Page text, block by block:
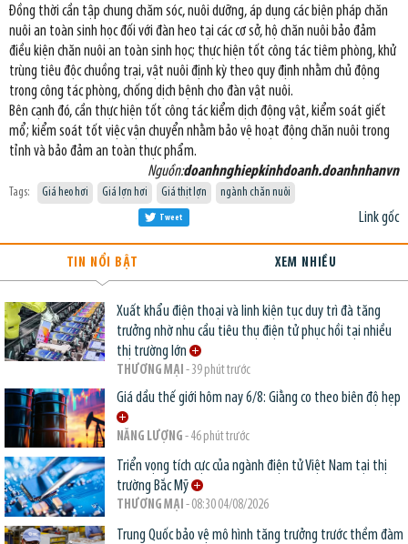
Đồng thời cần tập chung chăm sóc, nuôi dưỡng, áp dụng các biện pháp chăn
nuôi an toàn sinh học đối với đàn heo tại các cơ sở, hộ chăn nuôi bảo đảm
điều kiện chăn nuôi an toàn sinh học; thực hiện tốt công tác tiêm phòng, khử
trùng tiêu độc chuồng trại, vật nuôi định kỳ theo quy định nhằm chủ động
trong công tác phòng, chống dịch bệnh cho đàn vật nuôi.
Bên cạnh đó, cần thực hiện tốt công tác kiểm dịch động vật, kiểm soát giết
mổ; kiểm soát tốt việc vận chuyển nhằm bảo vệ hoạt động chăn nuôi trong
tỉnh và bảo đảm an toàn thực phẩm.
Nguồn:doanhnghiepkinhdoanh.doanhnhanvn
Tags: Giá heo hơi Giá lợn hơi Giá thịt lợn ngành chăn nuôi
Link gốc
Tweet
TIN NỔI BẬT XEM NHIỀU
Xuất khẩu điện thoại và linh kiện tục duy trì đà tăng
trưởng nhờ nhu cầu tiêu thụ điện tử phục hồi tại nhiều
thị trường lớn
THƯƠNG MẠI - 39 phút trước
Giá dầu thế giới hôm nay 6/8: Giằng co theo biên độ hẹp
NĂNG LƯỢNG - 46 phút trước
Triển vọng tích cực của ngành điện tử Việt Nam tại thị
trường Bắc Mỹ
THƯƠNG MẠI - 08:30 04/08/2026
Trung Quốc bảo vệ mô hình tăng trưởng trước thềm đàm